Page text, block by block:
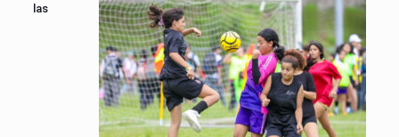
las